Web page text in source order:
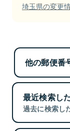
埼玉県の変更
他の郵便番
最近検索し
過去に検索し